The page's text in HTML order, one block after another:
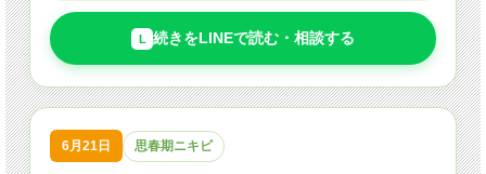
L 続きをLINEで読む・相談する
6月21日 思春期ニキビ